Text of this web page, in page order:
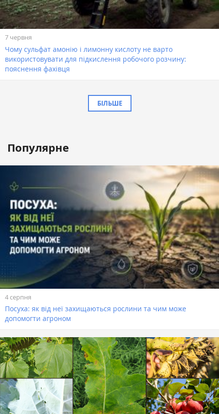
7 червня
Чому сульфат амонію і лимонну кислоту не варто
використовувати для підкислення робочого розчину:
пояснення фахівця
БІЛЬШЕ
Популярне
4 серпня
Посуха: як від неї захищаються рослини та чим може
допомогти агроном